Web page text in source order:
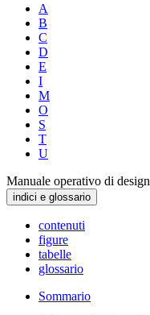
A
B
C
D
E
I
M
O
S
T
U
Manuale operativo di design
indici e glossario
contenuti
figure
tabelle
glossario
Sommario